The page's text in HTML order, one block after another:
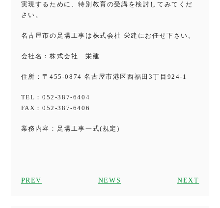
実現するために、特別教育の受講を検討してみてくだ
さい。
名古屋市の足場工事は株式会社 栄建にお任せ下さい。
会社名：株式会社 栄建
住所：〒455-0874 名古屋市港区西福田3丁目924-1
TEL：052-387-6404
FAX：052-387-6406
業務内容：足場工事一式(規定)
PREV NEWS NEXT